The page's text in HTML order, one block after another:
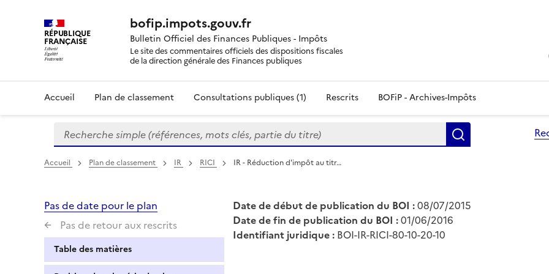
RÉPUBLIQUE
FRANÇAISE
bofip.impots.gouv.fr
Bulletin Officiel des Finances Publiques - Impôts
Le site des commentaires officiels des dispositions fiscales
de la direction générale des Finances publiques
Accueil Plan de classement Consultations publiques (1) Rescrits BOFiP - Archives-Impôts
Formulaire
de
recherche
Recherche simple (références, mots clés, partie du titre)
Accueil Plan de classement IR RICI IR - Réduction d'impôt au titr…
Pas de date pour le plan
Pas de retour aux rescrits
Table des matières
Date de début de publication du BOI :08/07/2015
Date de fin de publication du BOI :01/06/2016
Identifiant juridique : BOI-IR-RICI-80-10-20-10